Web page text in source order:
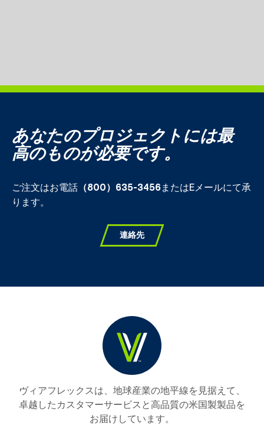
あなたのプロジェクトには最
高のものが必要です。
ご注文はお電話 （800）635-3456またはEメールにて承
ります。
連絡先
ヴィアフレックスは、地球産業の地平線を見据えて、
卓越したカスタマーサービスと高品質の米国製製品を
お届けしています。